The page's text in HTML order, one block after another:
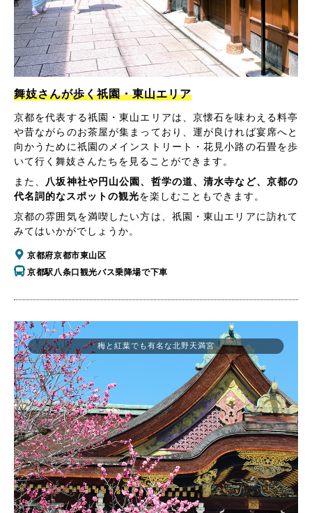
舞妓さんが歩く祇園・東山エリア
京都を代表する祇園・東山エリアは、京懐石を味わえる料亭
や昔ながらのお茶屋が集まっており、運が良ければ宴席へと
向かうために祇園のメインストリート・花見小路の石畳を歩
いて行く舞妓さんたちを見ることができます。
また、
八坂神社や円山公園、哲学の道、清水寺など、京都の
代名詞的なスポットの観光を楽しむこともできます。
京都の雰囲気を満喫したい方は、祇園・東山エリアに訪れて
みてはいかがでしょうか。
京都府京都市東山区
京都駅八条口観光バス乗降場で下車
梅と紅葉でも有名な北野天満宮